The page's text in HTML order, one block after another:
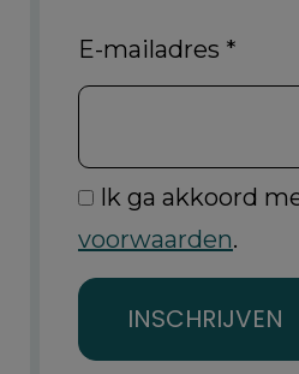
E-mailadres *
Ik ga akkoord
voorwaarden.
INSCHRIJVEN